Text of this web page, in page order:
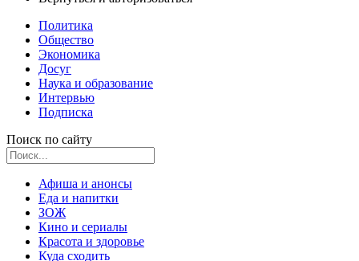
Политика
Общество
Экономика
Досуг
Наука и образование
Интервью
Подписка
Поиск по сайту
Афиша и анонсы
Еда и напитки
ЗОЖ
Кино и сериалы
Красота и здоровье
Куда сходить